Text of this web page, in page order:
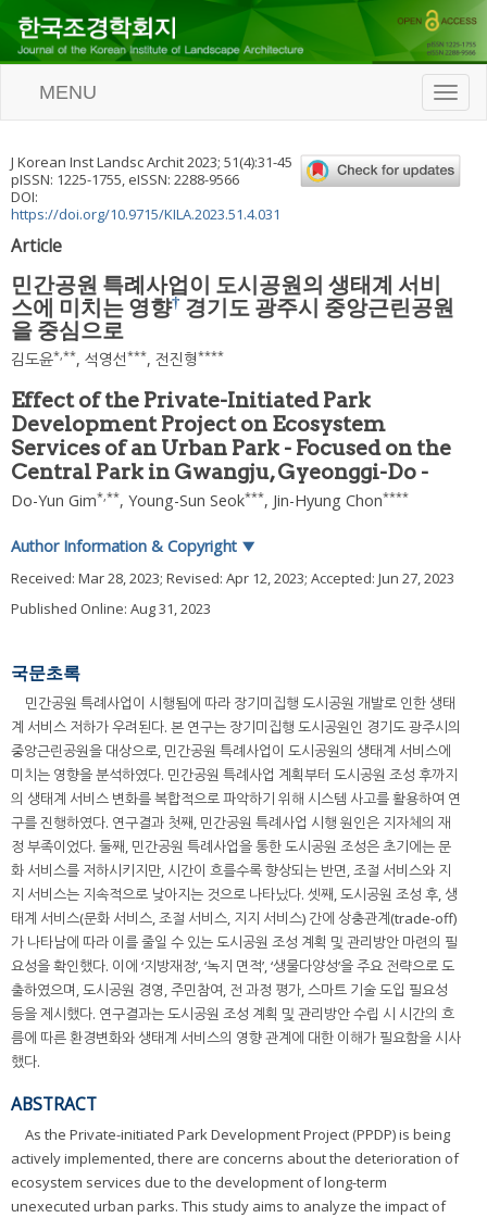
T
o
l
e
a
MENU
J Korean Inst Landsc Archit2023; 51(4):31-45
pISSN: 1225-1755, eISSN: 2288-9566
DOI:
https://doi.org/10.9715/KILA.2023.51.4.031
Article
민간공원 특례사업이 도시공원의 생태계 서비
스에 미치는 영향† 경기도 광주시 중앙근린공원
을 중심으로
김도윤*,**, 석영선***, 전진형****
Effect of the Private-Initiated Park
Development Project on Ecosystem
Services of an Urban Park - Focused on the
Central Park in Gwangju, Gyeonggi-Do -
Do-Yun Gim*,**, Young-Sun Seok***, Jin-Hyung Chon****
Author Information & Copyright ▼
Received: Mar 28, 2023; Revised: Apr 12, 2023; Accepted: Jun 27, 2023
Published Online: Aug 31, 2023
국문초록
민간공원 특례사업이 시행됨에 따라 장기미집행 도시공원 개발로 인한 생태
계 서비스 저하가 우려된다. 본 연구는 장기미집행 도시공원인 경기도 광주시의
중앙근린공원을 대상으로, 민간공원 특례사업이 도시공원의 생태계 서비스에
미치는 영향을 분석하였다. 민간공원 특례사업 계획부터 도시공원 조성 후까지
의 생태계 서비스 변화를 복합적으로 파악하기 위해 시스템 사고를 활용하여 연
구를 진행하였다. 연구결과 첫째, 민간공원 특례사업 시행 원인은 지자체의 재
정 부족이었다. 둘째, 민간공원 특례사업을 통한 도시공원 조성은 초기에는 문
화 서비스를 저하시키지만, 시간이 흐를수록 향상되는 반면, 조절 서비스와 지
지 서비스는 지속적으로 낮아지는 것으로 나타났다. 셋째, 도시공원 조성 후, 생
태계 서비스(문화 서비스, 조절 서비스, 지지 서비스) 간에 상충관계(trade-off)
가 나타남에 따라 이를 줄일 수 있는 도시공원 조성 계획 및 관리방안 마련의 필
요성을 확인했다. 이에 ‘지방재정’, ‘녹지 면적’, ‘생물다양성’을 주요 전략으로 도
출하였으며, 도시공원 경영, 주민참여, 전 과정 평가, 스마트 기술 도입 필요성
등을 제시했다. 연구결과는 도시공원 조성 계획 및 관리방안 수립 시 시간의 흐
름에 따른 환경변화와 생태계 서비스의 영향 관계에 대한 이해가 필요함을 시사
했다.
ABSTRACT
As the Private-initiated Park Development Project (PPDP) is being
actively implemented, there are concerns about the deterioration of
ecosystem services due to the development of long-term
unexecuted urban parks. This study aims to analyze the impact of